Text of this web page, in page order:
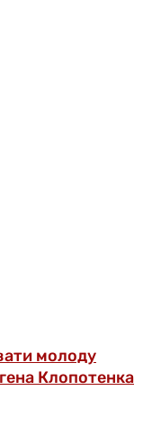
молоду
Клопотенка